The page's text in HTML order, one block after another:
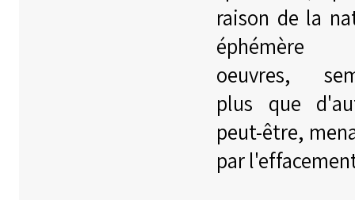
raison de la
éphémère
oeuvres,
plus que
peut-être,
par